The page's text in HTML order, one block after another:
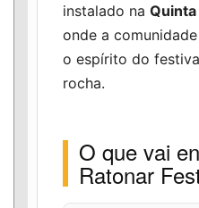
instalado na
onde a
o espírito do
rocha.
O que vai
Ratonar